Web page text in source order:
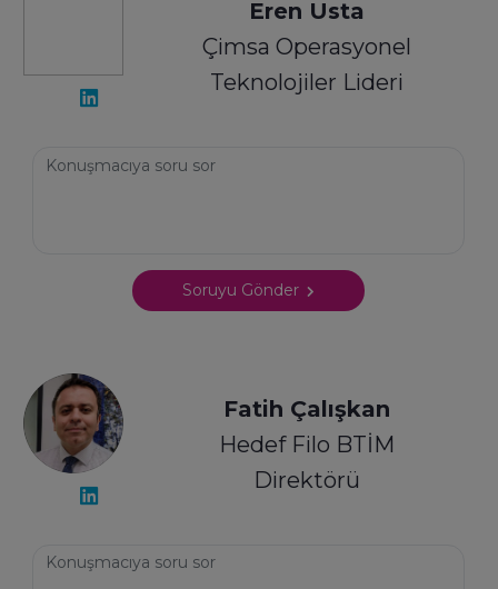
Eren Usta
Çimsa Operasyonel
Teknolojiler Lideri
Soruyu Gönder
Fatih Çalışkan
Hedef Filo BTİM
Direktörü